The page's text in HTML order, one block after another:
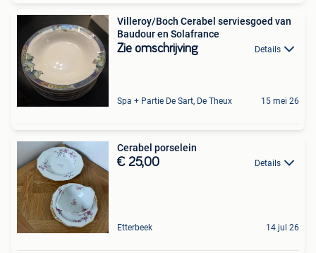
Villeroy/Boch Cerabel serviesgoed van
Baudour en Solafrance
Zie omschrijving Details
Spa + Partie De Sart, De Theux 15 mei 26
Cerabel porselein
€ 25,00 Details
Etterbeek 14 jul 26